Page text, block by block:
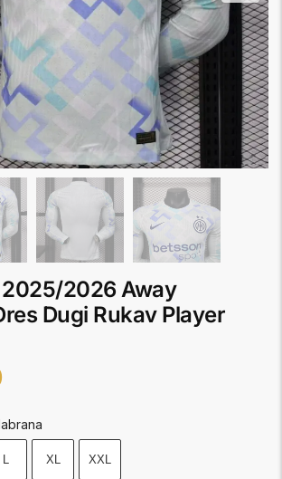
2026 Away
Dugi Rukav Player
L XL XXL